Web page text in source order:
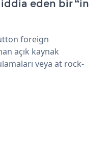
eden bir “in
foreign
açık kaynak
veya at rock-